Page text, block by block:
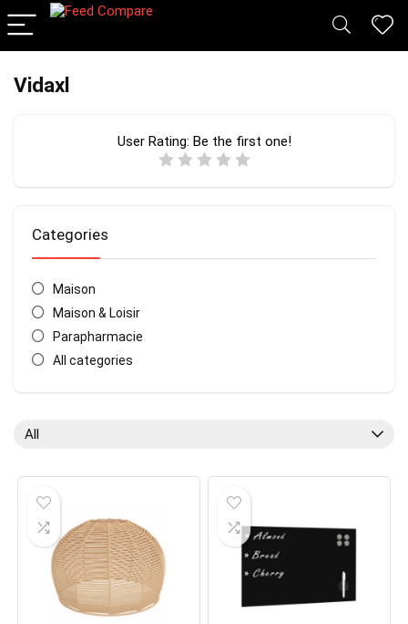
Vidaxl
User Rating: Be the first one!
Categories
Maison
Maison & Loisir
Parapharmacie
All categories
All